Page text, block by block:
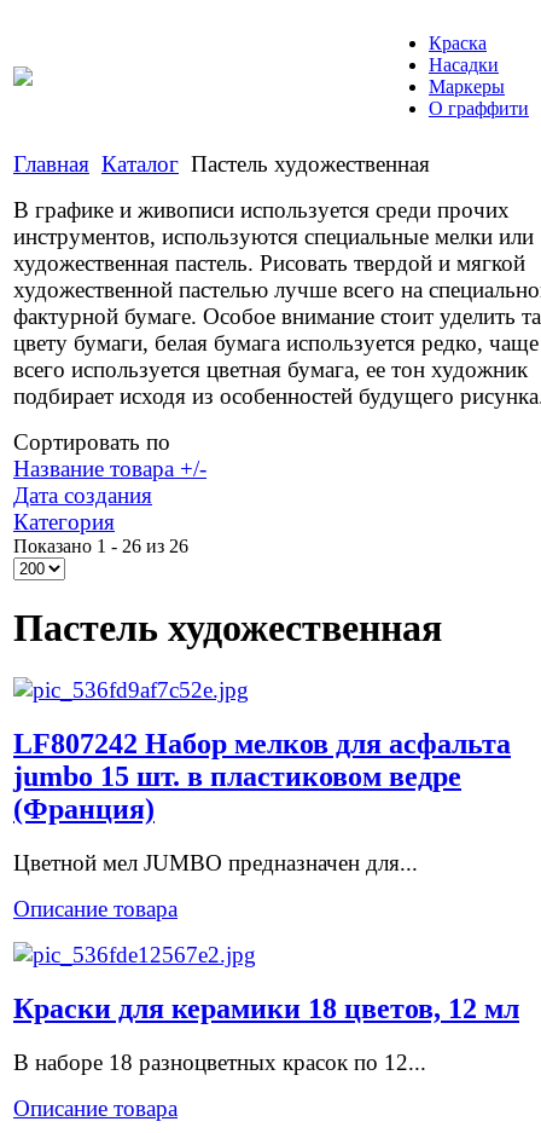
Краска
Насадки
Маркеры
О граффити
Главная Каталог Пастель художественная
В графике и живописи используется среди прочих
инструментов, используются специальные мелки или
художественная пастель. Рисовать твердой и мягкой
художественной пастелью лучше всего на
фактурной бумаге. Особое внимание стоит уделить
цвету бумаги, белая бумага используется редко, чаще
всего используется цветная бумага, ее тон художник
подбирает исходя из особенностей будущего
Сортировать по
Название товара +/-
Дата создания
Категория
Показано 1 - 26 из 26
Пастель художественная
LF807242 Набор мелков для асфальта
jumbo 15 шт. в пластиковом ведре
(Франция)
Цветной мел JUMBO предназначен для...
Описание товара
Краски для керамики 18 цветов, 12 мл
В наборе 18 разноцветных красок по 12...
Описание товара